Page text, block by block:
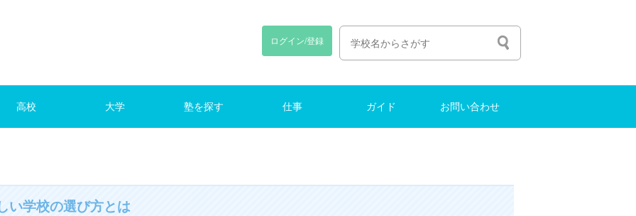
ログイン/登録
高校 大学 塾を探す 仕事 ガイド お問い合わせ
い学校の選び方とは